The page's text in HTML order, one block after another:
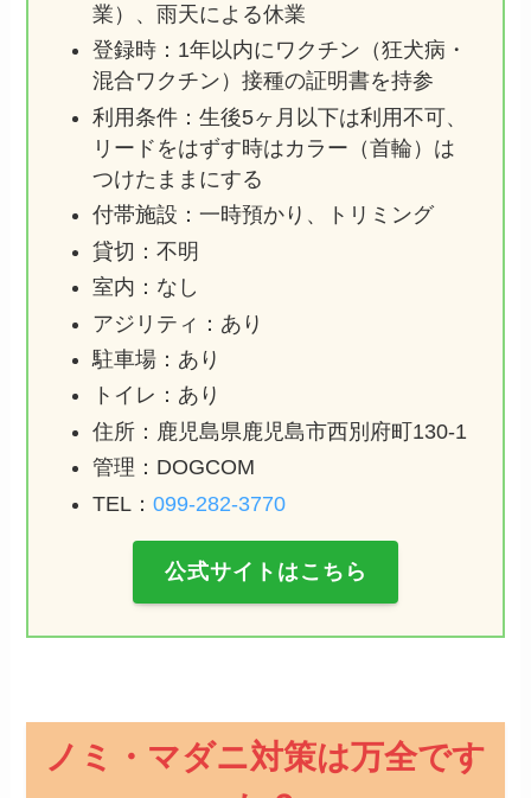
業）、雨天による休業
登録時：1年以内にワクチン（狂犬病・
混合ワクチン）接種の証明書を持参
利用条件：生後5ヶ月以下は利用不可、
リードをはずす時はカラー（首輪）は
つけたままにする
付帯施設：一時預かり、トリミング
貸切：不明
室内：なし
アジリティ：あり
駐車場：あり
トイレ：あり
住所：鹿児島県鹿児島市西別府町130-1
管理：DOGCOM
TEL：099-282-3770
公式サイトはこちら
ノミ・マダニ対策は万全です